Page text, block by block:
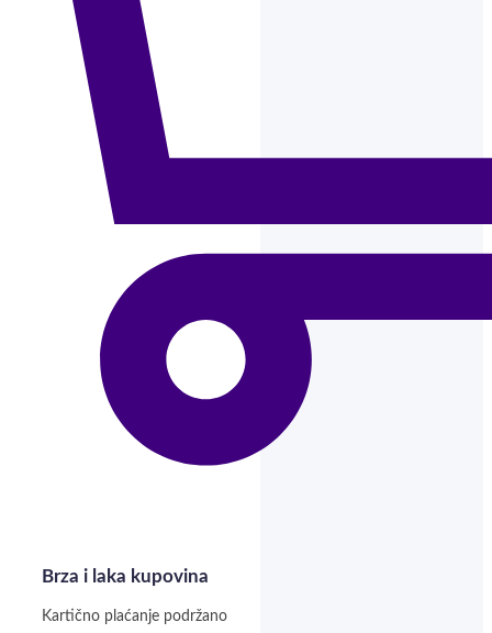
Brza i laka kupovina
Kartično plaćanje podržano